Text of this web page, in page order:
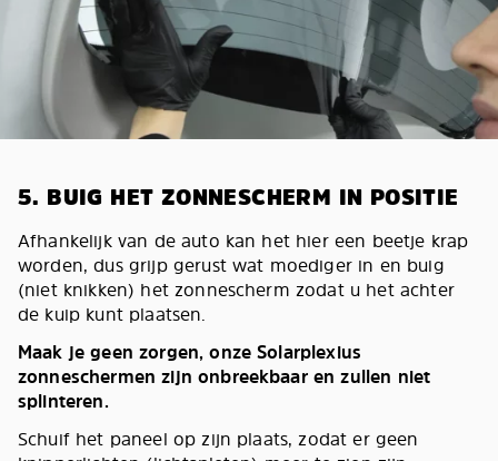
5. BUIG HET ZONNESCHERM IN POSITIE
Afhankelijk van de auto kan het hier een beetje krap
worden, dus grijp gerust wat moediger in en buig
(niet knikken) het zonnescherm zodat u het achter
de kuip kunt plaatsen.
Maak je geen zorgen, onze Solarplexius
zonneschermen zijn onbreekbaar en zullen niet
splinteren.
Schuif het paneel op zijn plaats, zodat er geen